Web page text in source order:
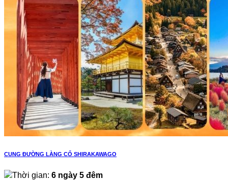
CUNG ĐƯỜNG LÀNG CỔ SHIRAKAWAGO
Thời gian: 6 ngày 5 đêm